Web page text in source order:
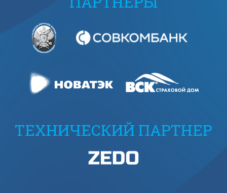
ТЕХНИЧЕСКИЙ ПАРТНЕР